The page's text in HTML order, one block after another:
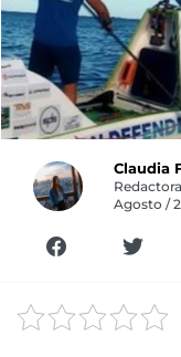
Claudia
Agosto /